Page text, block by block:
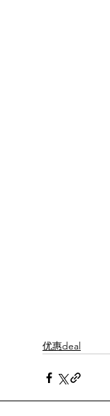
优惠deal